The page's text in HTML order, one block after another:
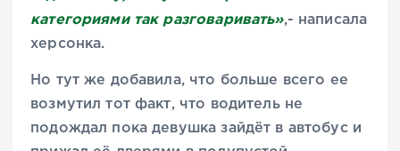
категориями так разговаривать»,- написала
херсонка.
Но тут же добавила, что больше всего ее
возмутил тот факт, что водитель не
подождал пока девушка зайдёт в автобус и